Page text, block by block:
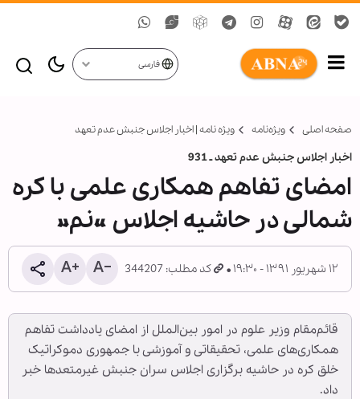
فارسی
صفحه اصلی ویژه‌نامه‌ ویژه نامه | اخبار اجلاس جنبش عدم تعهد
اخبار اجلاس جنبش عدم تعهد ـ 931
امضای تفاهم همکاری‌ علمی با کره
شمالی در حاشیه اجلاس «نم»
۱۲ شهریور ۱۳۹۱ - ۱۹:۳۰ کد مطلب: 344207
قائم‌مقام وزیر علوم در امور بین‌الملل از امضای یادداشت تفاهم
همکاری‌های علمی، تحقیقاتی و آموزشی با جمهوری دموکراتیک
خلق کره در حاشیه برگزاری اجلاس سران جنبش غیرمتعدها خبر
داد.